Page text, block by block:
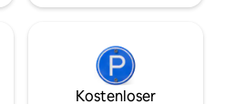
andere
Kostenloser